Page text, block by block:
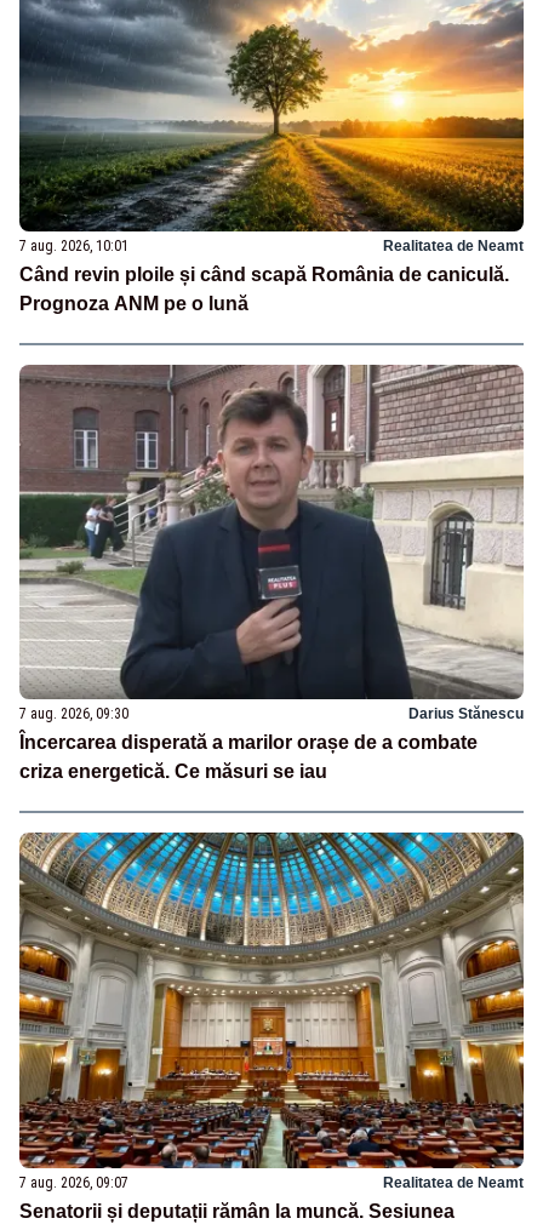
7 aug. 2026, 10:01 Realitatea de Neamt
Când revin ploile și când scapă România de caniculă.
Prognoza ANM pe o lună
7 aug. 2026, 09:30 Darius Stănescu
Încercarea disperată a marilor orașe de a combate
criza energetică. Ce măsuri se iau
7 aug. 2026, 09:07 Realitatea de Neamt
Senatorii și deputații rămân la muncă. Sesiunea